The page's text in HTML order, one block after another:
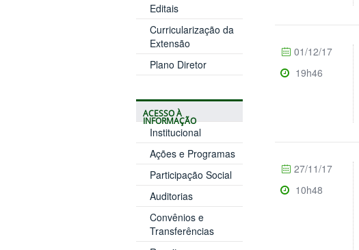
Editais
Curricularização da
Extensão
Plano Diretor
ACESSO À
INFORMAÇÃO
Institucional
Ações e Programas
Participação Social
Auditorias
Convênios e
Transferências
01/12/17
19h46
27/11/17
10h48